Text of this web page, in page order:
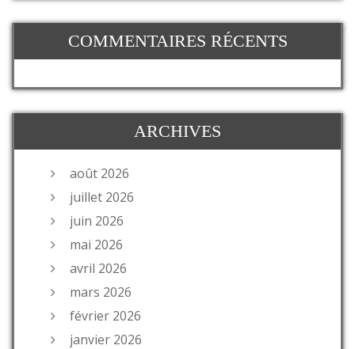
COMMENTAIRES RÉCENTS
ARCHIVES
août 2026
juillet 2026
juin 2026
mai 2026
avril 2026
mars 2026
février 2026
janvier 2026